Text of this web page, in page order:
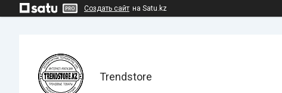
Создать сайт на Satu.kz
Trendstore